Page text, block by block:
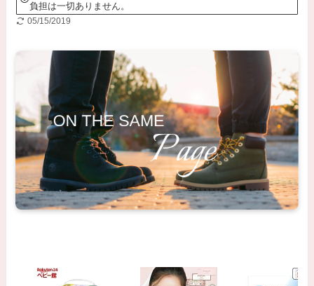
負担は一切ありません。
05/15/2019